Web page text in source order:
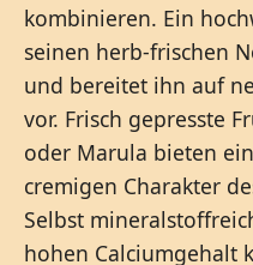
kombinieren. Ein
seinen herb-frischen
und bereitet ihn auf
vor. Frisch gepresste
oder Marula bieten
cremigen Charakter
Selbst
hohen Calciumgehalt